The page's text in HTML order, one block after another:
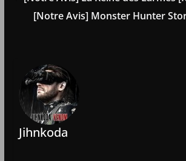
[Notre Avis] Monster Hunter
Jihnkoda